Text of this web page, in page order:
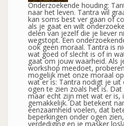
Onderzoekende houding:
naar het leven. Tantra wil
kan soms best ver gaan of
als je gaat en wilt
delen van jezelf die je liever
wegstopt. Een
ook geen moraal. Tantra is
wat goed of slecht is of in
gaat om jouw waarheid. Als
workshop meedoet,
mogelijk met onze moraal
wat er is: Tantra nodigt je uit
ogen te zien zoals het is.
maar echt zijn met wat er is,
gemakkelijk. Dat betekent
eenzaamheid voelen, dat
beperkingen onder ogen
verdediging en je masker